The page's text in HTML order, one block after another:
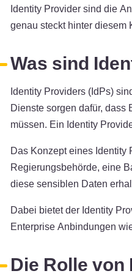
Identity Provider sind die
genau steckt hinter
Was sind
Identity Providers (IdPs)
Dienste sorgen dafür,
müssen. Ein Identity
Das Konzept eines Identity
Regierungsbehörde, eine
diese sensiblen Daten
Dabei bietet der Identity
Enterprise Anbindungen
Die Rolle